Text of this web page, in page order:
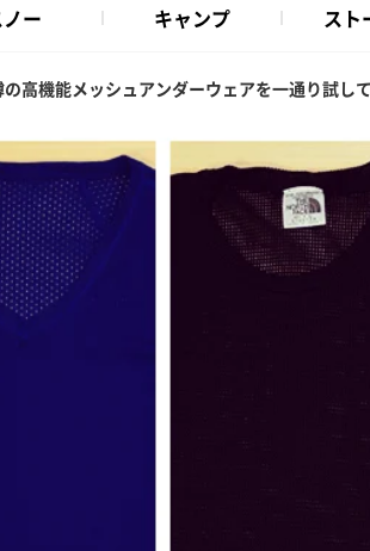
ー キャンプ スト
の高機能メッシュアンダーウェアを一通り試し